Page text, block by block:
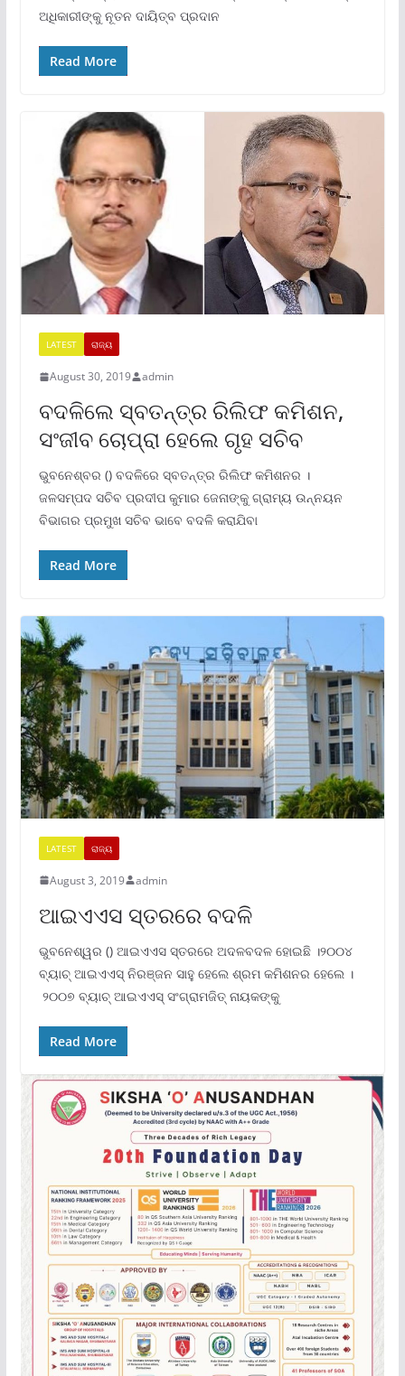
ଅଧିକାରୀଙ୍କୁ ନୂତନ ଦାୟିତ୍ବ ପ୍ରଦାନ
Read More
LATEST ରାଜ୍ୟ
August 30, 2019 admin
ବଦଳିଲେ ସ୍ବତନ୍ତ୍ର ରିଲିଫ କମିଶନ,
ସଂଜୀବ ଚୋପ୍ରା ହେଲେ ଗୃହ ସଚିବ
ଭୁବନେଶ୍ବର () ବଦଳିରେ ସ୍ବତନ୍ତ୍ର ରିଲିଫ କମିଶନର ।
ଜଳସମ୍ପଦ ସଚିବ ପ୍ରଦୀପ କୁମାର ଜେନାଙ୍କୁ ଗ୍ରାମ୍ୟ ଉନ୍ନୟନ
ବିଭାଗର ପ୍ରମୁଖ ସଚିବ ଭାବେ ବଦଳି କରାଯିବା
Read More
LATEST ରାଜ୍ୟ
August 3, 2019 admin
ଆଇଏଏସ ସ୍ତରରେ ବଦଳି
ଭୁବନେଶ୍ୱର () ଆଇଏଏସ ସ୍ତରରେ ଅଦଳବଦଳ ହୋଇଛି ।୨୦୦୪
ବ୍ୟାଚ୍‍ ଆଇଏଏସ୍‍ ନିରଞ୍ଜନ ସାହୁ ହେଲେ ଶ୍ରମ କମିଶନର ହେଲେ ।
୨୦୦୭ ବ୍ୟାଚ୍‍ ଆଇଏଏସ୍‍ ସଂଗ୍ରାମଜିତ୍‍ ନାୟକଙ୍କୁ
Read More